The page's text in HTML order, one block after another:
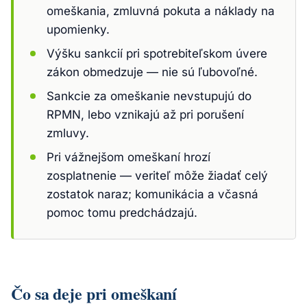
omeškania, zmluvná pokuta a náklady na
upomienky.
Výšku sankcií pri spotrebiteľskom úvere
zákon obmedzuje — nie sú ľubovoľné.
Sankcie za omeškanie nevstupujú do
RPMN, lebo vznikajú až pri porušení
zmluvy.
Pri vážnejšom omeškaní hrozí
zosplatnenie — veriteľ môže žiadať celý
zostatok naraz; komunikácia a včasná
pomoc tomu predchádzajú.
Čo sa deje pri omeškaní